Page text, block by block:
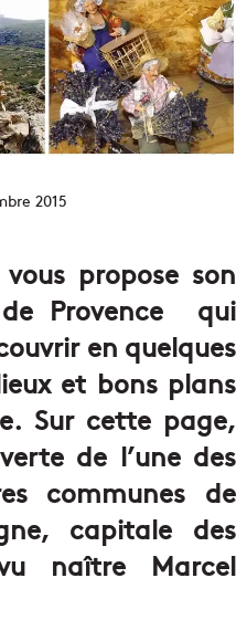
2015
propose son
Provence qui
en quelques
et bons plans
Sur cette page,
de l’une des
communes de
capitale des
naître Marcel